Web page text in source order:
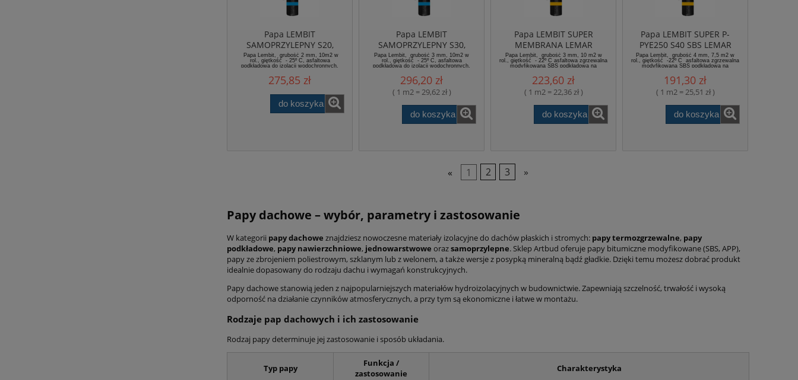
Papa LEMBIT
SAMOPRZYLEPNY S20,
podkładowa modyfikowana
SBS samoprzylepna LEMAR
Papa Lembit, grubość 2 mm, 10m2 w
rol., giętkość - 25º C, asfaltowa
podkładowa do izolacji wodochronnych,
275,85 zł
do koszyka
Papa LEMBIT
SAMOPRZYLEPNY S30,
podkładowa modyfikowana
SBS samoprzylepna LEMAR
Papa Lembit, grubość 3 mm, 10m2 w
rol., giętkość - 25º C, asfaltowa
podkładowa do izolacji wodochronnych,
296,20 zł
( 1 m2 = 29,62 zł )
do koszyka
Papa LEMBIT SUPER
MEMBRANA LEMAR
podkładowa na włókninie
poliestrowe
Papa Lembit, grubość 3 mm, 10 m2 w
rol., giętkość - 22º C asfaltowa zgrzewalna
modyfikowana SBS podkładowa na
223,60 zł
( 1 m2 = 22,36 zł )
do koszyka
Papa LEMBIT SUPER P-
PYE250 S40 SBS LEMAR
podkładowa na włókninie
poliestrowej
Papa Lembit, grubość 4 mm, 7,5 m2 w
rol., giętkość -22º C asfaltowa zgrzewalna
modyfikowana SBS podkładowa na
191,30 zł
( 1 m2 = 25,51 zł )
do koszyka
« 1 2 3 »
Papy dachowe – wybór, parametry i zastosowanie
W kategorii papy dachowe znajdziesz nowoczesne materiały izolacyjne do dachów płaskich i stromych: papy termozgrzewalne, papy
podkładowe, papy nawierzchniowe, jednowarstwowe orazsamoprzylepne. Sklep Artbud oferuje papy bitumiczne modyfikowane (SBS, APP),
papy ze zbrojeniem poliestrowym, szklanym lub z welonem, a także wersje z posypką mineralną bądź gładkie. Dzięki temu możesz dobrać produkt
idealnie dopasowany do rodzaju dachu i wymagań konstrukcyjnych.
Papy dachowe stanowią jeden z najpopularniejszych materiałów hydroizolacyjnych w budownictwie. Zapewniają szczelność, trwałość i wysoką
odporność na działanie czynników atmosferycznych, a przy tym są ekonomiczne i łatwe w montażu.
Rodzaje pap dachowych i ich zastosowanie
Rodzaj papy determinuje jej zastosowanie i sposób układania.
Typ papy
Funkcja /
zastosowanie
Charakterystyka